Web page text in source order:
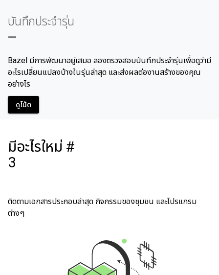
บันทึกประจํารุ่น
—
Bazel มีการพัฒนาอยู่เสมอ ลองตรวจสอบบันทึกประจำรุ่นเพื่อดูว่ามี
อะไรเปลี่ยนแปลงบ้างในรุ่นล่าสุด และส่งผลต่องานสร้างของคุณ
อย่างไร
ดูโน้ต
มีอะไรใหม่ #
3
ติดตามเอกสารประกอบล่าสุด กิจกรรมของชุมชน และโปรแกรม
ต่างๆ